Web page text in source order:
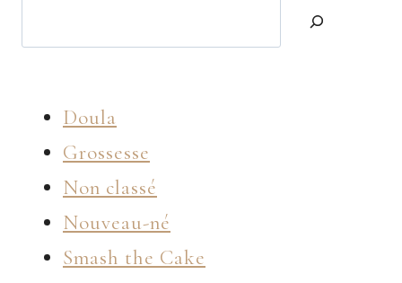
Doula
Grossesse
Non classé
Nouveau-né
Smash the Cake